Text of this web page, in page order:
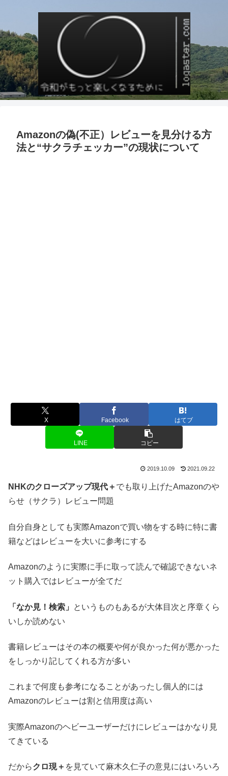
Amazonの偽(不正）レビューを見分ける方
法と“サクラチェッカー”の現状について
X Facebook はてブ
LINE コピー
2019.10.09 2021.09.22
NHKのクローズアップ現代＋ でも取り上げたAmazonのや
らせ（サクラ）レビュー問題
自分自身としても実際Amazonで買い物をする時に特に書
籍などはレビューを大いに参考にする
Amazonのように実際に手に取って読んで確認できないネ
ット購入ではレビューが全てだ
「なか見！検索」
というものもあるが大体目次と序章くら
いしか読めない
書籍レビューはその本の概要や何が良かった何が悪かった
をしっかり記してくれる方が多い
これまで何度も参考になることがあったし個人的には
Amazonのレビューは割と信用度は高い
実際Amazonのヘビーユーザーだけにレビューはかなり見
てきている
だからクロ現＋ を見ていて麻木久仁子の意見にはいろいろ